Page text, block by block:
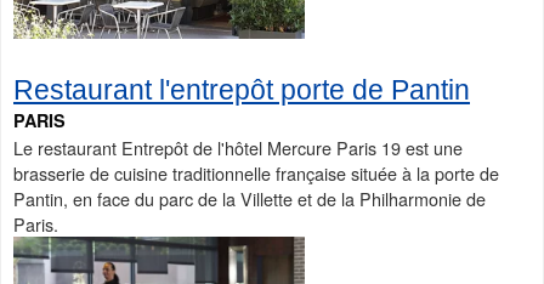
Restaurant l'entrepôt porte de Pantin
PARIS
Le restaurant Entrepôt de l'hôtel Mercure Paris 19 est une
brasserie de cuisine traditionnelle française située à la porte de
Pantin, en face du parc de la Villette et de la Philharmonie de
Paris.